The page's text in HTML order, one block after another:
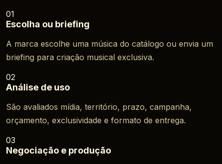
01
Escolha ou briefing
A marca escolhe uma música do catálogo ou envia um
briefing para criação musical exclusiva.
02
Análise de uso
São avaliados mídia, território, prazo, campanha,
orçamento, exclusividade e formato de entrega.
03
Negociação e produção